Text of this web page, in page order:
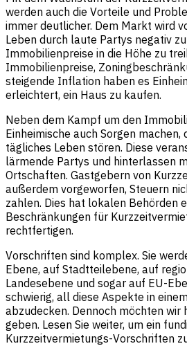
werden auch die Vorteile und
immer deutlicher. Dem Markt wird
Leben durch laute Partys negativ
Immobilienpreise in die Höhe zu
Immobilienpreise,
steigende Inflation haben es
erleichtert, ein Haus zu kaufen.
Neben dem Kampf um den
Einheimische auch Sorgen machen,
tägliches Leben stören. Diese
lärmende Partys und hinterlassen
Ortschaften. Gastgebern von
außerdem vorgeworfen, Steuern
zahlen. Dies hat lokalen Behörden
Beschränkungen für
rechtfertigen.
Vorschriften sind komplex. Sie
Ebene, auf Stadtteilebene, auf
Landesebene und sogar auf EU-
schwierig, all diese Aspekte in
abzudecken. Dennoch möchten wir
geben. Lesen Sie weiter, um ein
Kurzzeitvermietungs-Vorschriften